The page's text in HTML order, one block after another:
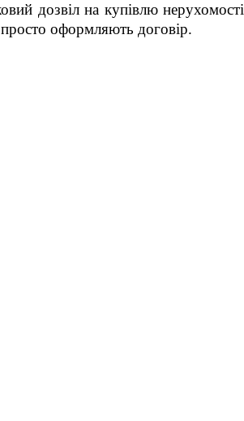
дозвіл на купівлю нерухомості
оформляють договір.